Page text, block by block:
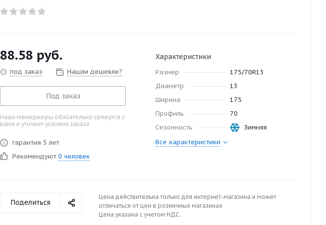
88.58 руб.
под заказ Нашли дешевле?
Под заказ
Наши менеджеры обязательно свяжутся с
вами и уточнят условия заказа
гарантия 5 лет
Рекомендуют 0 человек
Характеристики
Размер
175/70R13
Диаметр
13
Ширина
175
Профиль
70
Сезонность
Зимняя
Все характеристики
Поделиться
Цена действительна только для интернет-магазина и может
отличаться от цен в розничных магазинах
Цена указана с учетом НДС.